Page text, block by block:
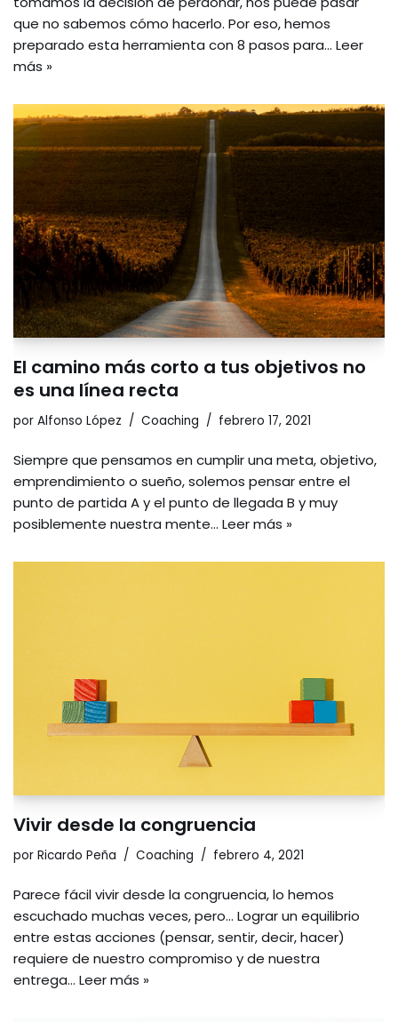
que no sabemos cómo hacerlo. Por eso, hemos
preparado esta herramienta con 8 pasos para… Leer
más »
El camino más corto a tus objetivos no
es una línea recta
por Alfonso López Coaching febrero 17, 2021
Siempre que pensamos en cumplir una meta, objetivo,
emprendimiento o sueño, solemos pensar entre el
punto de partida A y el punto de llegada B y muy
posiblemente nuestra mente… Leer más »
Vivir desde la congruencia
por Ricardo Peña Coaching febrero 4, 2021
Parece fácil vivir desde la congruencia, lo hemos
escuchado muchas veces, pero… Lograr un equilibrio
entre estas acciones (pensar, sentir, decir, hacer)
requiere de nuestro compromiso y de nuestra
entrega… Leer más »